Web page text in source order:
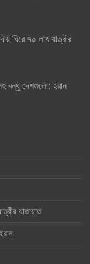
ঘিরে ৭০ লাখ যাত্রীর
বন্ধু দেশগুলো: ইরান
যাতায়াত